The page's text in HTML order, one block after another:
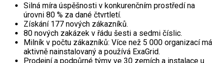
Silná míra úspěšnosti v konkurenčním prostředí na
úrovni 80 % za dané čtvrtletí.
Získání 177 nových zákazníků.
80 nových zakázek v řádu šesti a sedmi číslic.
Milník v počtu zákazníků: Více než 5 000 organizací má
aktivně nainstalovaný a používá ExaGrid.
Prodejní a podpůrné týmy ve 30 zemích a instalace u